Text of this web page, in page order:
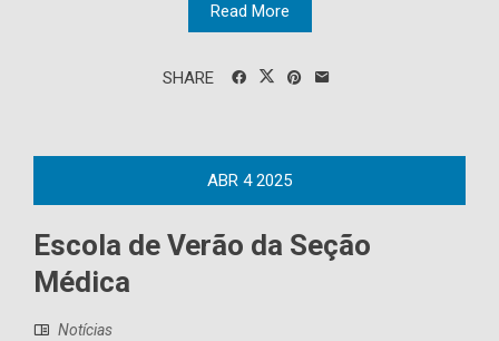
Read More
SHARE
ABR 4 2025
Escola de Verão da Seção
Médica
Notícias